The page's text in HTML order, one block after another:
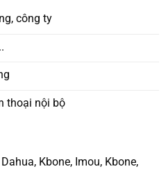
công ty
thoại nội bộ
Kbone, Imou, Kbone,